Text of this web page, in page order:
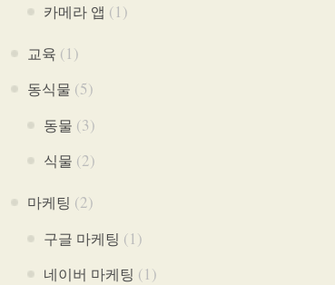
카메라 앱 (1)
교육 (1)
동식물 (5)
동물 (3)
식물 (2)
마케팅 (2)
구글 마케팅 (1)
네이버 마케팅 (1)